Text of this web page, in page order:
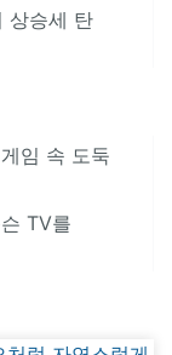
상승세 탄
임 속 도둑
TV를